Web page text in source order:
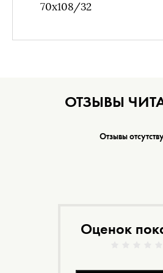
70х108/32
ОТЗЫВЫ
Отзывы
Оценок